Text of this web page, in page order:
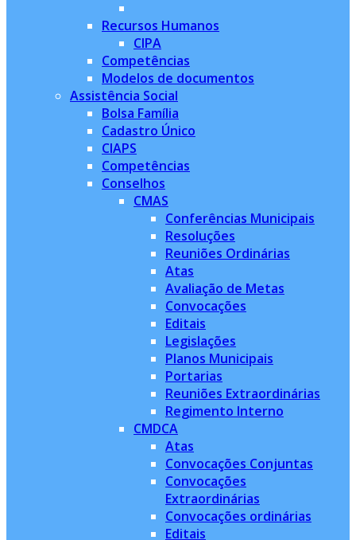
Recursos Humanos
CIPA
Competências
Modelos de documentos
Assistência Social
Bolsa Família
Cadastro Único
CIAPS
Competências
Conselhos
CMAS
Conferências Municipais
Resoluções
Reuniões Ordinárias
Atas
Avaliação de Metas
Convocações
Editais
Legislações
Planos Municipais
Portarias
Reuniões Extraordinárias
Regimento Interno
CMDCA
Atas
Convocações Conjuntas
Convocações
Extraordinárias
Convocações ordinárias
Editais